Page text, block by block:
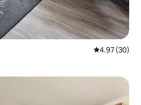
5 पैकी 4.97
4.97 (30)